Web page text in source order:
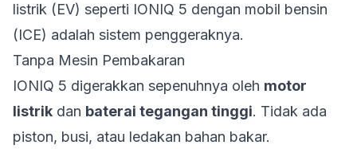
listrik (EV) seperti IONIQ 5 dengan mobil bensin
(ICE) adalah sistem penggeraknya.
Tanpa Mesin Pembakaran
IONIQ 5 digerakkan sepenuhnya oleh motor
listrik dan baterai tegangan tinggi. Tidak ada
piston, busi, atau ledakan bahan bakar.